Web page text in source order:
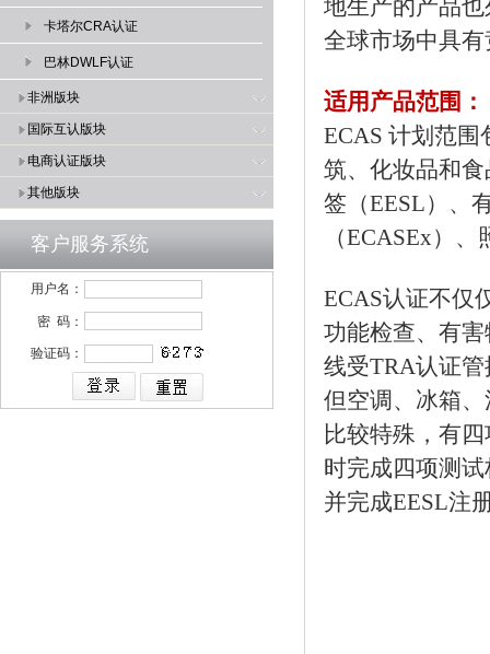
卡塔尔CRA认证
巴林DWLF认证
非洲版块
国际互认版块
电商认证版块
其他版块
客户服务系统
用户名：
密 码：
验证码：
地生产的产品
全球市场中具
适用产品范围：
ECAS 计划范
筑、化妆品和
签（EESL）、
（ECASEx）
ECAS认证不仅
功能检查、有
线受TRA认证
但空调、冰箱
比较特殊，有
时完成四项测
并完成EESL注